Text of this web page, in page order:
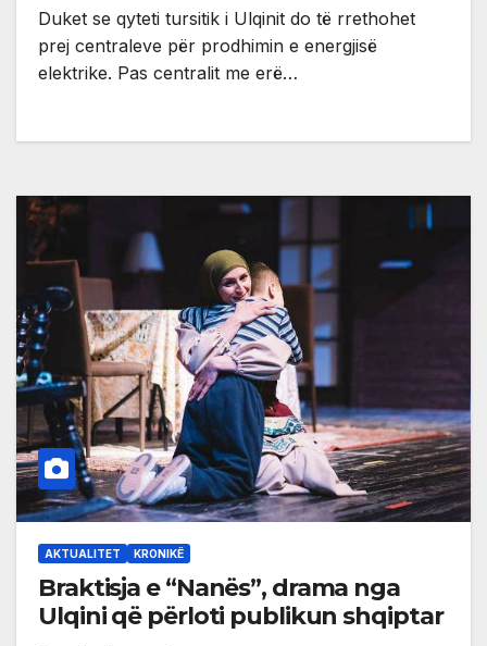
Duket se qyteti tursitik i Ulqinit do të rrethohet
prej centraleve për prodhimin e energjisë
elektrike. Pas centralit me erë…
AKTUALITET KRONIKË
Braktisja e “Nanës”, drama nga
Ulqini që përloti publikun shqiptar